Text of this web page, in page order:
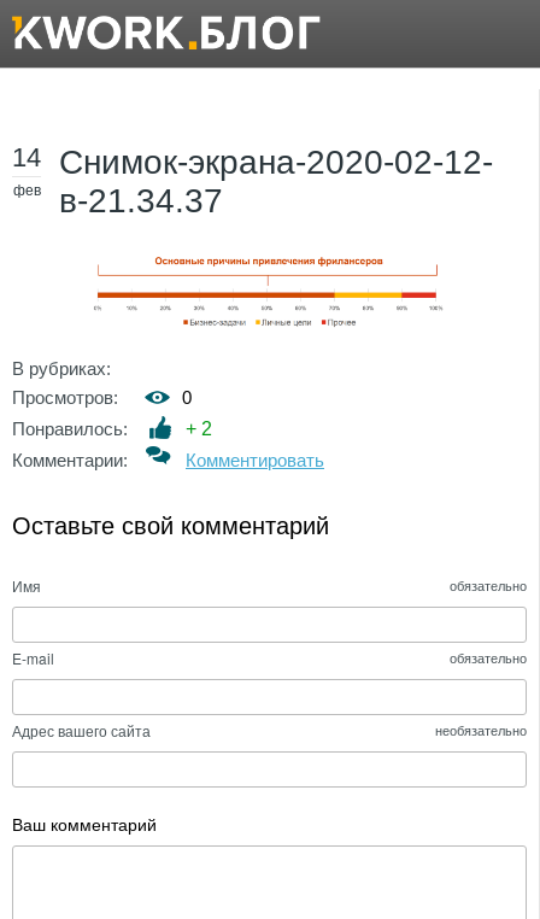
14
фев
Снимок-экрана-2020-02-12-
в-21.34.37
В рубриках:
Просмотров:
0
Понравилось:
+ 2
Комментарии:
Комментировать
Оставьте свой комментарий
Имя обязательно
E-mail обязательно
Адрес вашего сайта необязательно
Ваш комментарий